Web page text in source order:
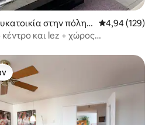
στην πόλη
Μέση
4,94 (129)
και lez + χώρος